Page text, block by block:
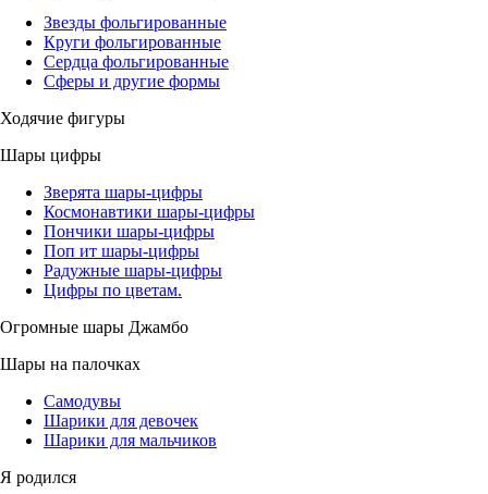
Звезды фольгированные
Круги фольгированные
Сердца фольгированные
Сферы и другие формы
Ходячие фигуры
Шары цифры
Зверята шары-цифры
Космонавтики шары-цифры
Пончики шары-цифры
Поп ит шары-цифры
Радужные шары-цифры
Цифры по цветам.
Огромные шары Джамбо
Шары на палочках
Самодувы
Шарики для девочек
Шарики для мальчиков
Я родился